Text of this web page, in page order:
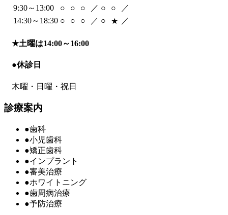
9:30～13:00
○ ○ ○ ／ ○ ○
／
14:30～18:30 ○ ○ ○ ／ ○ ★ ／
★土曜は14:00～16:00
●休診日
木曜・日曜・祝日
診療案内
●歯科
●小児歯科
●矯正歯科
●インプラント
●審美治療
●ホワイトニング
●歯周病治療
●予防治療